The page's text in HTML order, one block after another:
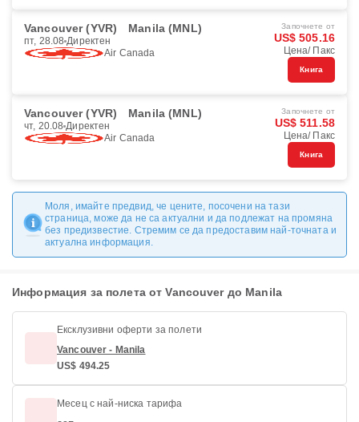
Vancouver (YVR) Manila (MNL)
пт, 28.08 Директен
Air Canada
Започнете от
US$ 505.16
Цена/ Пакс
Книга
Vancouver (YVR) Manila (MNL)
чт, 20.08 Директен
Air Canada
Започнете от
US$ 511.58
Цена/ Пакс
Книга
Моля, имайте предвид, че цените, посочени на тази
страница, може да не са актуални и да подлежат на промяна
без предизвестие. Стремим се да предоставим най-точната и
актуална информация.
Информация за полета от Vancouver до Manila
Ексклузивни оферти за полети
Vancouver - Manila
US$ 494.25
Месец с най-ниска тарифа